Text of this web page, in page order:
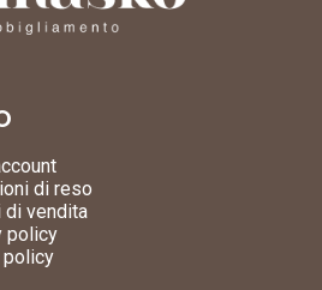
di reso
di vendita
policy
policy